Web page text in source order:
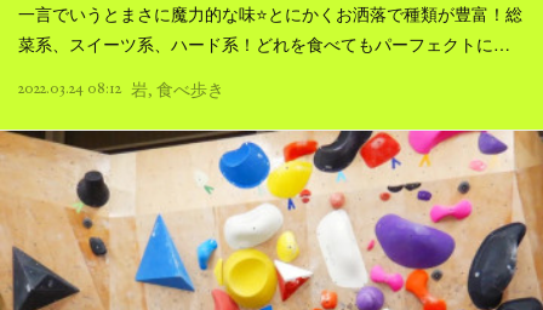
一言でいうとまさに魔力的な味⭐とにかくお洒落で種類が豊富！総
菜系、スイーツ系、ハード系！どれを食べてもパーフェクトに…
2022.03.24 08:12 岩 食べ歩き